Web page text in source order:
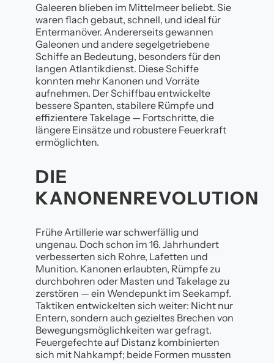
Galeeren blieben im Mittelmeer beliebt. Sie
waren flach gebaut, schnell, und ideal für
Entermanöver. Andererseits gewannen
Galeonen und andere segelgetriebene
Schiffe an Bedeutung, besonders für den
langen Atlantikdienst. Diese Schiffe
konnten mehr Kanonen und Vorräte
aufnehmen. Der Schiffbau entwickelte
bessere Spanten, stabilere Rümpfe und
effizientere Takelage — Fortschritte, die
längere Einsätze und robustere Feuerkraft
ermöglichten.
DIE
KANONENREVOLUTION
Frühe Artillerie war schwerfällig und
ungenau. Doch schon im 16. Jahrhundert
verbesserten sich Rohre, Lafetten und
Munition. Kanonen erlaubten, Rümpfe zu
durchbohren oder Masten und Takelage zu
zerstören — ein Wendepunkt im Seekampf.
Taktiken entwickelten sich weiter: Nicht nur
Entern, sondern auch gezieltes Brechen von
Bewegungsmöglichkeiten war gefragt.
Feuergefechte auf Distanz kombinierten
sich mit Nahkampf; beide Formen mussten